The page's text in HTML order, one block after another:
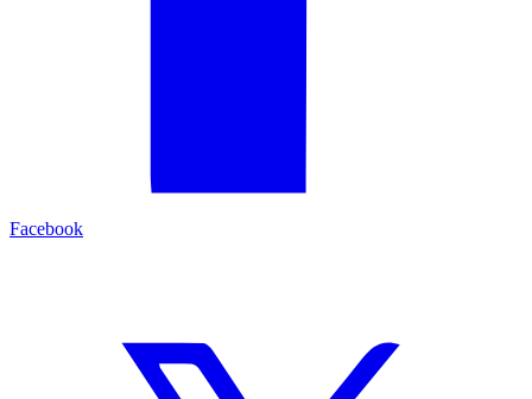
Facebook